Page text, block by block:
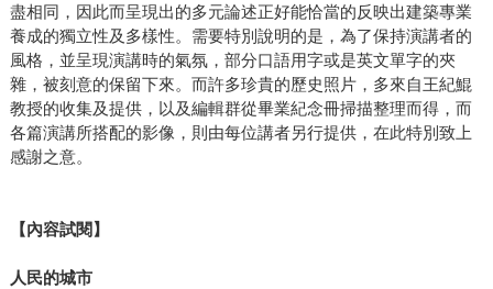
盡相同，因此而呈現出的多元論述正好能恰當的反映出建築專業
養成的獨立性及多樣性。需要特別說明的是，為了保持演講者的
風格，並呈現演講時的氣氛，部分口語用字或是英文單字的夾
雜，被刻意的保留下來。而許多珍貴的歷史照片，多來自王紀鯤
教授的收集及提供，以及編輯群從畢業紀念冊掃描整理而得，而
各篇演講所搭配的影像，則由每位講者另行提供，在此特別致上
感謝之意。
【內容試閱】
人民的城市